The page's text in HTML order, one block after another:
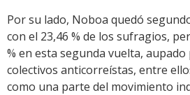
Por su lado, Noboa quedó
con el 23,46 % de los sufragios,
% en esta segunda vuelta,
colectivos anticorreístas, entre
como una parte del movimiento